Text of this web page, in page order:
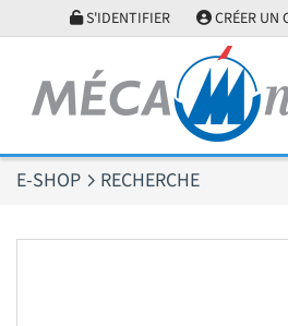
S'IDENTIFIER CRÉER UN
E-SHOP RECHERCHE
Panneau de gestion des cookies